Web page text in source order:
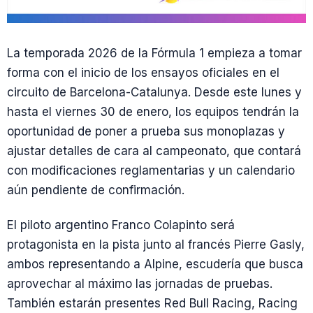
La temporada 2026 de la Fórmula 1 empieza a tomar
forma con el inicio de los ensayos oficiales en el
circuito de Barcelona-Catalunya. Desde este lunes y
hasta el viernes 30 de enero, los equipos tendrán la
oportunidad de poner a prueba sus monoplazas y
ajustar detalles de cara al campeonato, que contará
con modificaciones reglamentarias y un calendario
aún pendiente de confirmación.
El piloto argentino Franco Colapinto será
protagonista en la pista junto al francés Pierre Gasly,
ambos representando a Alpine, escudería que busca
aprovechar al máximo las jornadas de pruebas.
También estarán presentes Red Bull Racing, Racing